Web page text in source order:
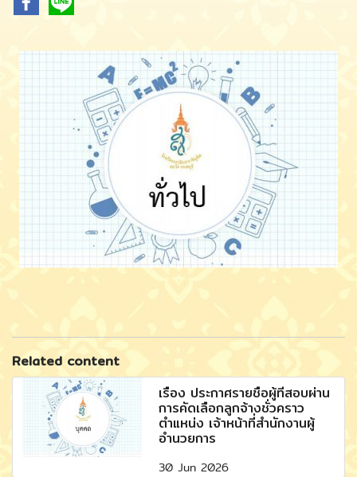
Related content
เรื่อง ประกาศรายชื่อผู้ที่สอบผ่าน
การคัดเลือกลูกจ้างชั่วคราว
ตำแหน่ง เจ้าหน้าที่สำนักงานผู้
อำนวยการ
30 Jun 2026